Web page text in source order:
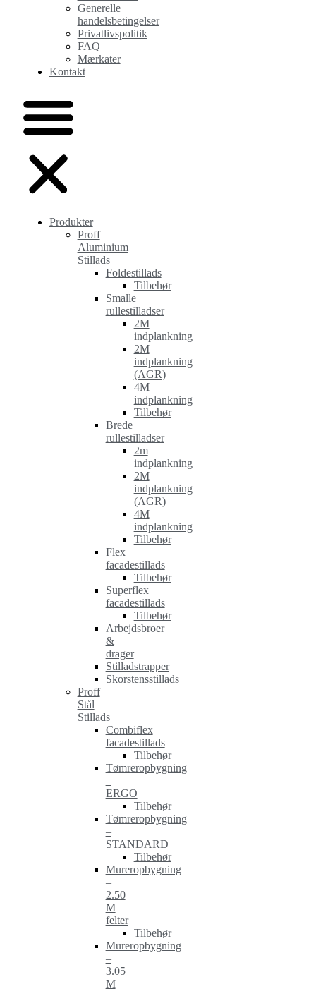
Generelle
handelsbetingelser
Privatlivspolitik
FAQ
Mærkater
Kontakt
Produkter
Proff
Aluminium
Stillads
Foldestillads
Tilbehør
Smalle
rullestilladser
2M
indplankning
2M
indplankning
(AGR)
4M
indplankning
Tilbehør
Brede
rullestilladser
2m
indplankning
2M
indplankning
(AGR)
4M
indplankning
Tilbehør
Flex
facadestillads
Tilbehør
Superflex
facadestillads
Tilbehør
Arbejdsbroer
&
drager
Stilladstrapper
Skorstensstillads
Proff
Stål
Stillads
Combiflex
facadestillads
Tilbehør
Tømreropbygning
–
ERGO
Tilbehør
Tømreropbygning
–
STANDARD
Tilbehør
Mureropbygning
–
2.50
M
felter
Tilbehør
Mureropbygning
–
3.05
M